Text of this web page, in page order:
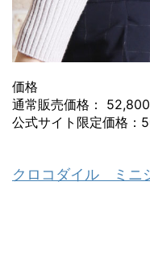
価格
通常販売価格：
公式サイト限定価格：
クロコダイル ミニ